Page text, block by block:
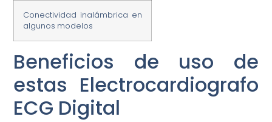
Conectividad inalámbrica en
algunos modelos
Beneficios de uso de
estas Electrocardiografo
ECG Digital